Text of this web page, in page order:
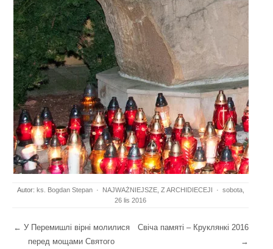
Autor: ks. Bogdan Stepan · NAJWAŻNIEJSZE, Z ARCHIDIECEJI · sobota,
26 lis 2016
Post navigation
← У Перемишлі вірні молилися
перед мощами Святого
Свіча памяті – Круклянкі 2016
→